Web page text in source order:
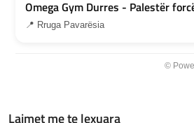
Omega Gym Durres - Palestër
📍 Rruga Pavarësia
©
Lajmet me te lexuara